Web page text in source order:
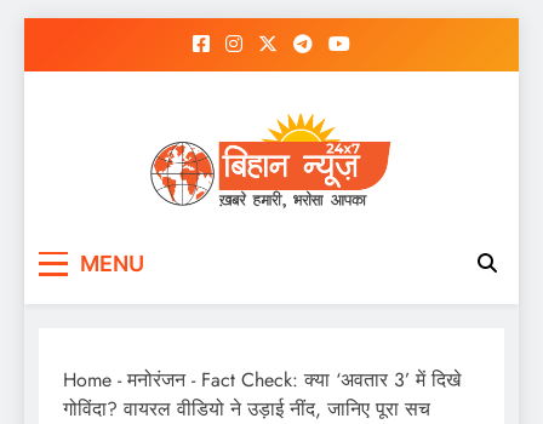
MENU
Home -मनोरंजन- Fact Check: क्या ‘अवतार 3’ में दिखे
गोविंदा? वायरल वीडियो ने उड़ाई नींद, जानिए पूरा सच